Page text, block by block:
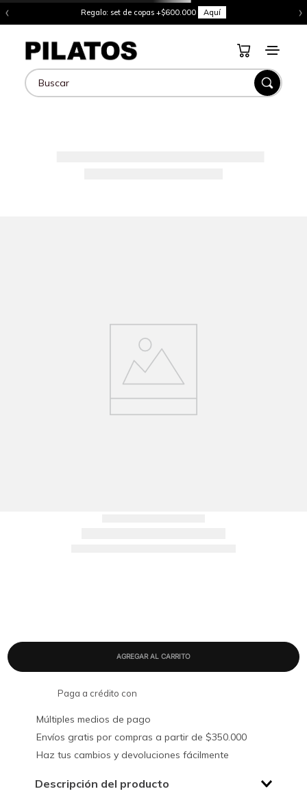
‹ Regalo: set de copas +$600.000 Aquí ›
Buscar
Paga a crédito con
Múltiples medios de pago
Envíos gratis por compras a partir de $350.000
Haz tus cambios y devoluciones fácilmente
Descripción del producto